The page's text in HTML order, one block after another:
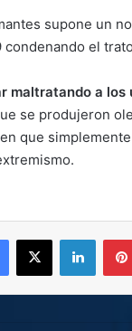
supone un
condenando el
maltratando a los
se produjeron
que
Facebook
X